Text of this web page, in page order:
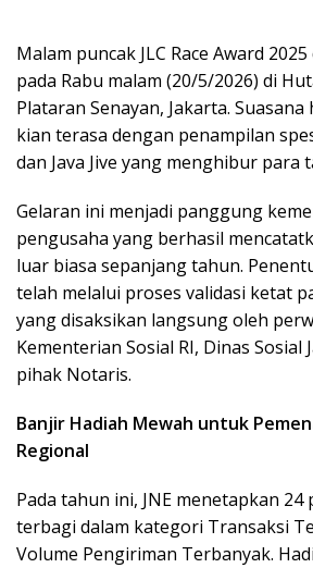
Malam puncak JLC Race Award
pada Rabu malam (20/5/2026) di
Plataran Senayan, Jakarta.
kian terasa dengan penampilan
dan Java Jive yang menghibur para
Gelaran ini menjadi panggung
pengusaha yang berhasil
luar biasa sepanjang tahun.
telah melalui proses validasi ketat
yang disaksikan langsung oleh
Kementerian Sosial RI, Dinas Sosial
pihak Notaris.
Banjir Hadiah Mewah untuk
Regional
Pada tahun ini, JNE menetapkan 24
terbagi dalam kategori Transaksi
Volume Pengiriman Terbanyak.